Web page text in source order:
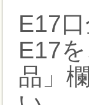
E17
E17
品」